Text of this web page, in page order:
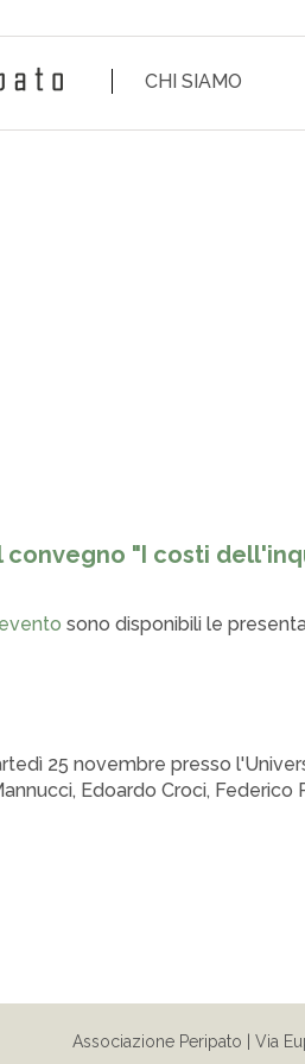
CHI SIAMO
convegno "I costi
sono disponibili le
25 novembre presso
Edoardo Croci,
Associazione Peripato Via